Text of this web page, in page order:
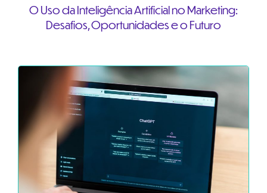
O Uso da Inteligência Artificial no Marketing:
Desafios, Oportunidades e o Futuro